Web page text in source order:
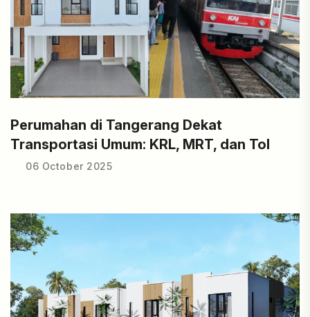
Perumahan di Tangerang Dekat
Transportasi Umum: KRL, MRT, dan Tol
06 October 2025